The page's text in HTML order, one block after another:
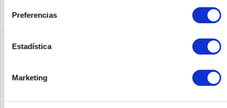
Preferencias
Estadística
Marketing